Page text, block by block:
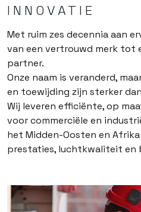
INNOVATIE
Met ruim zes decennia aan
van een vertrouwd merk tot
partner.
Onze naam is veranderd,
en toewijding zijn sterker
Wij leveren efficiënte, op
voor commerciële en
het Midden-Oosten en
prestaties, luchtkwaliteit en